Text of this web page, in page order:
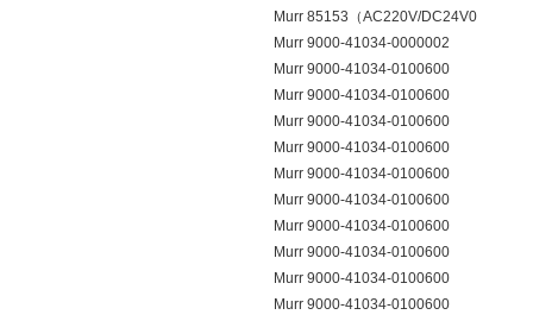
Murr 85153（AC220V/DC24V0
Murr 9000-41034-0000002
Murr 9000-41034-0100600
Murr 9000-41034-0100600
Murr 9000-41034-0100600
Murr 9000-41034-0100600
Murr 9000-41034-0100600
Murr 9000-41034-0100600
Murr 9000-41034-0100600
Murr 9000-41034-0100600
Murr 9000-41034-0100600
Murr 9000-41034-0100600